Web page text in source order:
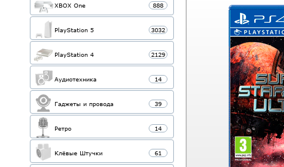
XBOX One 888
PlayStation 5 3032
PlayStation 4 2129
Аудиотехника 14
Гаджеты и провода 39
Ретро 14
Клёвые Штучки 61